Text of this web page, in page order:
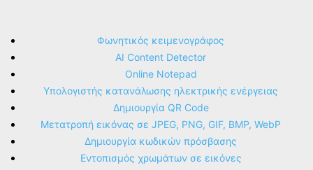
Φωνητικός κειμενογράφος
AI Content Detector
Online Notepad
Υπολογιστής κατανάλωσης ηλεκτρικής ενέργειας
Δημιουργία QR Code
Μετατροπή εικόνας σε JPEG, PNG, GIF, BMP, WebP
Δημιουργία κωδικών πρόσβασης
Εντοπισμός χρωμάτων σε εικόνες